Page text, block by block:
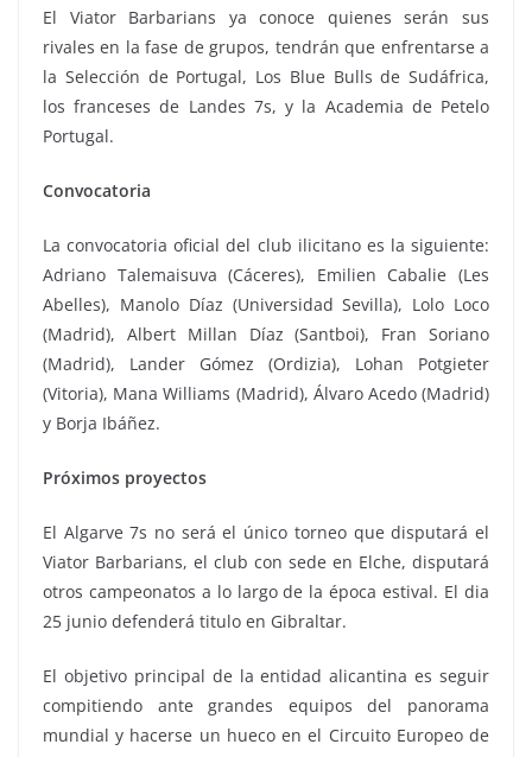
El Viator Barbarians ya conoce quienes serán sus
rivales en la fase de grupos, tendrán que enfrentarse a
la Selección de Portugal, Los Blue Bulls de Sudáfrica,
los franceses de Landes 7s, y la Academia de Petelo
Portugal.
Convocatoria
La convocatoria oficial del club ilicitano es la siguiente:
Adriano Talemaisuva (Cáceres), Emilien Cabalie (Les
Abelles), Manolo Díaz (Universidad Sevilla), Lolo Loco
(Madrid), Albert Millan Díaz (Santboi), Fran Soriano
(Madrid), Lander Gómez (Ordizia), Lohan Potgieter
(Vitoria), Mana Williams (Madrid), Álvaro Acedo (Madrid)
y Borja Ibáñez.
Próximos proyectos
El Algarve 7s no será el único torneo que disputará el
Viator Barbarians, el club con sede en Elche, disputará
otros campeonatos a lo largo de la época estival. El dia
25 junio defenderá titulo en Gibraltar.
El objetivo principal de la entidad alicantina es seguir
compitiendo ante grandes equipos del panorama
mundial y hacerse un hueco en el Circuito Europeo de